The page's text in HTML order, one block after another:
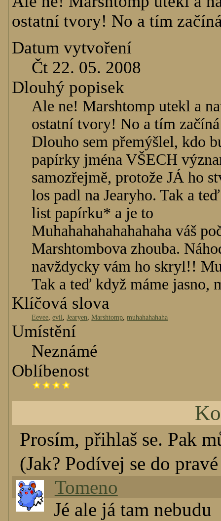
ostatní tvory! No a tím
Datum vytvoření
Čt 22. 05. 2008
Dlouhý popisek
Ale ne! Marshtomp utekl a
ostatní tvory! No a tím
Dlouho sem přemýšlel, kdo
papírky jména VŠECH
samozřejmě, protože JÁ ho
los padl na Jearyho. Tak a
list papírku* a je to
Muhahahahahahahaha váš
Marshtombova zhouba.
navždycky vám ho skryl!!
Tak a teď když máme jasno,
Klíčová slova
Eevee,evil,Jearyen,Marshtomp,muhahahahaha
Umístění
Neznámé
Oblíbenost
Prosím, přihlaš se. Pak
(Jak? Podívej se do
Tomeno
Jé ale já tam nebudu